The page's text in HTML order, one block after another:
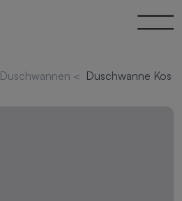
Duschwannen < Duschwanne Kos